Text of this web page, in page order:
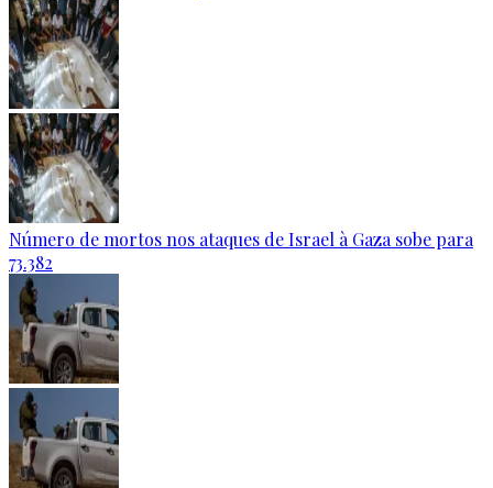
Número de mortos nos ataques de Israel à Gaza sobe para
73.382